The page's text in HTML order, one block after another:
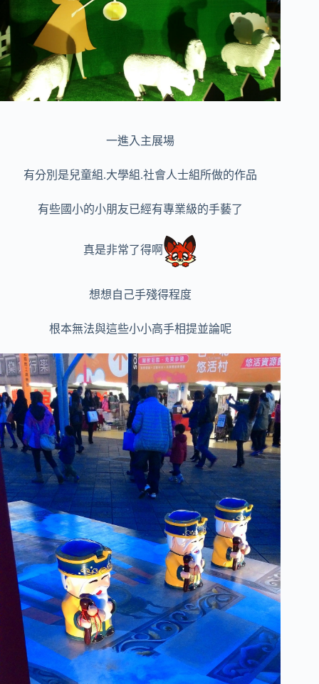
一進入主展場
有分別是兒童組.大學組.社會人士組所做的作品
有些國小的小朋友已經有專業級的手藝了
真是非常了得啊
想想自己手殘得程度
根本無法與這些小小高手相提並論呢